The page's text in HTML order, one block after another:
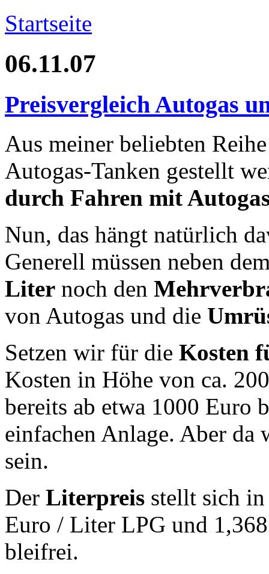
Startseite
06.11.07
Preisvergleich Autogas
Aus meiner beliebten
Autogas-Tanken gestellt
durch Fahren mit
Nun, das hängt natürlich
Generell müssen neben
Liter noch den
von Autogas und die
Setzen wir für die Kosten
Kosten in Höhe von ca.
bereits ab etwa 1000 Euro
einfachen Anlage. Aber
sein.
Der Literpreis stellt sich
Euro / Liter LPG und
bleifrei.